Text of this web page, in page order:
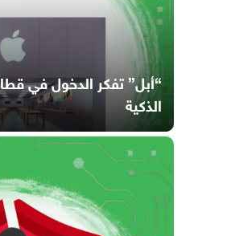
“أبل” تفكر الدخول في
الذكية